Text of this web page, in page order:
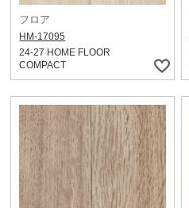
フロア
HM-17095
24-27 HOME FLOOR
COMPACT